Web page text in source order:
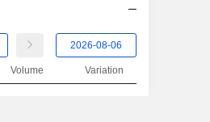
Volume Variation